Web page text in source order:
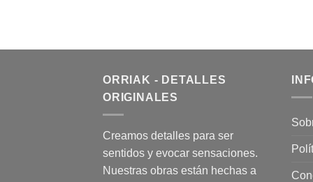
ORRIAK - DETALLES
ORIGINALES
Creamos detalles para ser
sentidos y evocar sensaciones.
Nuestras obras están hechas a